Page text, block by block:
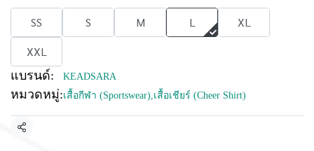
SS S M L
XL
XXL
แบรนด์: KEADSARA
หมวดหมู่:เสื้อกีฬา (Sportswear),เสื้อเชียร์ (Cheer Shirt)
แชร์